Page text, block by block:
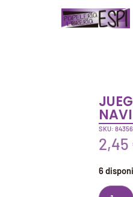
SKU:
2,45
6